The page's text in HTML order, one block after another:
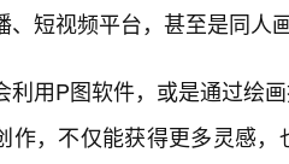
、短视频平台，甚至是同人
利用P图软件，或是通过绘
作，不仅能获得更多灵感